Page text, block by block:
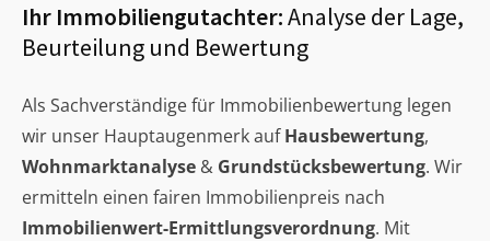
Ihr Immobiliengutachter:Analyse der Lage,
Beurteilung und Bewertung
Als Sachverständige für Immobilienbewertung legen
wir unser Hauptaugenmerk aufHausbewertung,
Wohnmarktanalyse & Grundstücksbewertung. Wir
ermitteln einen fairen Immobilienpreis nach
Immobilienwert-Ermittlungsverordnung. Mit